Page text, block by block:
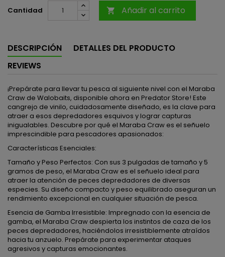
Cantidad  Añadir al carrito
DESCRIPCIÓN
DETALLES DEL PRODUCTO
REVIEWS
¡Prepárate para llevar tu pesca al siguiente nivel con el Maraba
Craw de Walobaits, disponible ahora en Predator Store! Este
cangrejo de vinilo, cuidadosamente diseñado, es la clave para
atraer a esos depredadores esquivos y lograr capturas
inigualables. Descubre por qué el Maraba Craw es el señuelo
imprescindible para pescadores apasionados:
Características Esenciales:
Tamaño y Peso Perfectos: Con sus 3 pulgadas de tamaño y 5
gramos de peso, el Maraba Craw es el señuelo ideal para
atraer la atención de peces depredadores de diversas
especies. Su diseño compacto y peso equilibrado aseguran un
rendimiento excepcional en cualquier situación de pesca.
Esencia de Gamba Irresistible: Impregnado con la esencia de
gamba, el Maraba Craw despierta los instintos de caza de los
peces depredadores, haciéndolos irresistiblemente atraídos
hacia tu anzuelo. Prepárate para experimentar ataques
agresivos y capturas emocionantes.